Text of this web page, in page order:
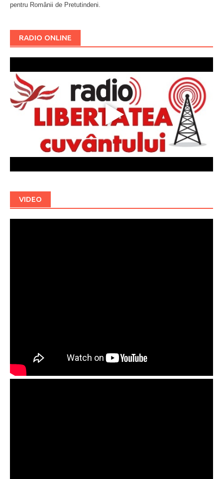
pentru Românii de Pretutindeni.
RADIO ONLINE
VIDEO